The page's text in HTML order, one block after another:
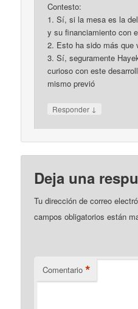
Contesto:
1. Sí, si la mesa es la
y su financiamiento con
2. Esto ha sido más que
3. Sí, seguramente
curioso con este
mismo previó
Responder ↓
Deja una
Tu dirección de correo
campos obligatorios están
Comentario *